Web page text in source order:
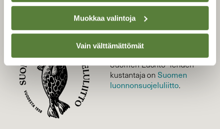
Muokkaa valintoja
Vain välttämättömät
SUOMEN LUONNON­
SUOJELU­LIITTO
Suomen Luonto -lehden
kustantaja onSuomen
luonnonsuojelu­liitto.